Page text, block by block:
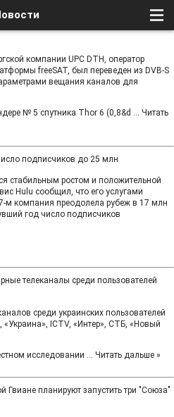
компании UPC DTH, оператор
freeSAT, был переведен из DVB-S
вещания каналов для
№ 5 спутника Thor 6 (0,8&d ... Читать
подписчиков до 25 млн
стабильным ростом и положительной
Hulu сообщил, что его услугами
м компания преодолела рубеж в 17 млн
год число подписчиков
телеканалы среди пользователей
среди украинских пользователей
«Украина», ICTV, «Интер», СТБ, «Новый
исследовании ... Читать дальше »
планируют запустить три "Союза"